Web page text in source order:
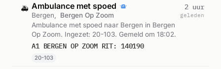
🚑 Ambulance met spoed
Bergen,
Bergen Op Zoom
Ambulance met spoed naar Bergen in Bergen
Op Zoom. Ingezet: 20-103. Gemeld om 18:02.
A1 BERGEN OP ZOOM RIT: 140190
20-103
2 uur
geleden